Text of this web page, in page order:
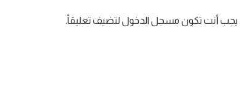
يجب أنت تكون مسجل الدخول لتضيف تعليقاً.